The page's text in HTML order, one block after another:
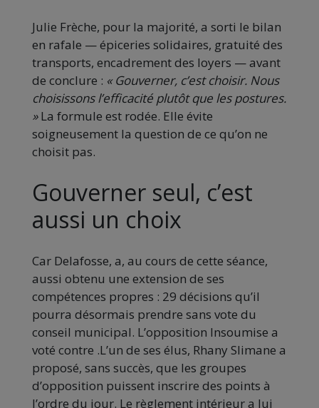
Julie Frèche, pour la majorité, a sorti le bilan
en rafale — épiceries solidaires, gratuité des
transports, encadrement des loyers — avant
de conclure : « Gouverner, c’est choisir. Nous
choisissons l’efficacité plutôt que les postures.
»La formule est rodée. Elle évite
soigneusement la question de ce qu’on ne
choisit pas.
Gouverner seul, c’est
aussi un choix
Car Delafosse, a, au cours de cette séance,
aussi obtenu une extension de ses
compétences propres : 29 décisions qu’il
pourra désormais prendre sans vote du
conseil municipal. L’opposition Insoumise a
voté contre .L’un de ses élus, Rhany Slimane a
proposé, sans succès, que les groupes
d’opposition puissent inscrire des points à
l’ordre du jour. Le règlement intérieur a lui